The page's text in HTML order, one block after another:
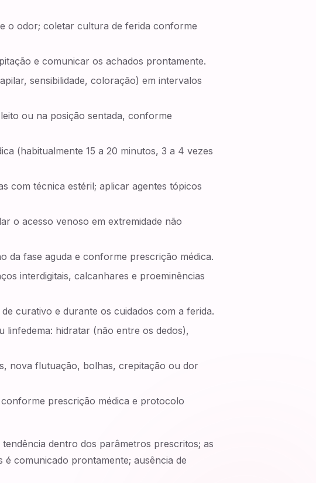
o odor; coletar cultura de ferida conforme
e comunicar os achados prontamente.
sensibilidade, coloração) em intervalos
ou na posição sentada, conforme
(habitualmente 15 a 20 minutos, 3 a 4 vezes
com técnica estéril; aplicar agentes tópicos
o acesso venoso em extremidade não
da fase aguda e conforme prescrição médica.
interdigitais, calcanhares e proeminências
curativo e durante os cuidados com a ferida.
linfedema: hidratar (não entre os dedos),
nova flutuação, bolhas, crepitação ou dor
prescrição médica e protocolo
dentro dos parâmetros prescritos; as
comunicado prontamente; ausência de